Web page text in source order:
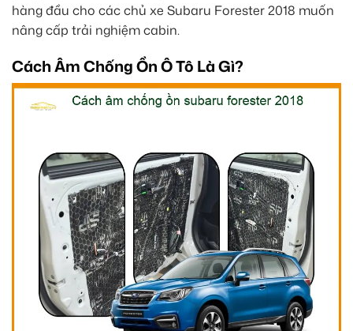
hàng đầu cho các chủ xe Subaru Forester 2018 muốn
nâng cấp trải nghiệm cabin.
Cách Âm Chống Ồn Ô Tô Là Gì?